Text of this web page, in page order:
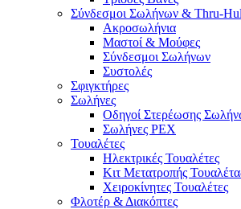
Σύνδεσμοι Σωλήνων & Thru-
Ακροσωλήνια
Μαστοί & Μούφες
Σύνδεσμοι Σωλήνων
Συστολές
Σφιγκτήρες
Σωλήνες
Οδηγοί Στερέωσης
Σωλήνες PEX
Τουαλέτες
Ηλεκτρικές Τουαλέτες
Κιτ Μετατροπής
Χειροκίνητες Τουαλέτες
Φλοτέρ & Διακόπτες